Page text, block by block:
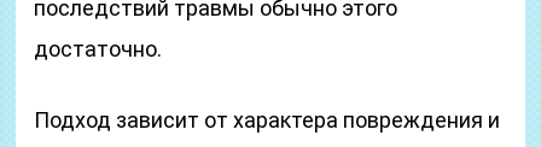
последствий травмы обычно этого
достаточно.
Подход зависит от характера повреждения и